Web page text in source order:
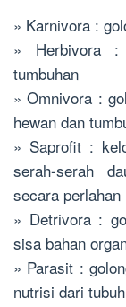
» Karnivora :
» Herbivora :
tumbuhan
» Omnivora :
hewan dan
» Saprofit :
serah-serah
secara
» Detrivora :
sisa bahan
» Parasit :
nutrisi dari